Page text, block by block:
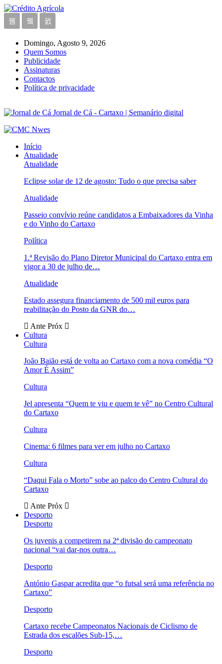
Domingo, Agosto 9, 2026
Quem Somos
Publicidade
Assinaturas
Contactos
Política de privacidade
Jornal de Cá - Cartaxo | Semanário digital
Início
Atualidade
Atualidade
Eclipse solar de 12 de agosto: Tudo o que precisa saber
Atualidade
Passeio convívio reúne candidatos a Embaixadores da Vinha
e do Vinho do Cartaxo
Política
1.ª Revisão do Plano Diretor Municipal do Cartaxo entra em
vigor a 30 de julho de…
Atualidade
Estado assegura financiamento de 500 mil euros para
reabilitação do Posto da GNR do…
Ante Próx
Cultura
Cultura
João Baião está de volta ao Cartaxo com a nova comédia “O
Amor É Assim”
Cultura
Jel apresenta “Quem te viu e quem te vê” no Centro Cultural
do Cartaxo
Cultura
Cinema: 6 filmes para ver em julho no Cartaxo
Cultura
“Daqui Fala o Morto” sobe ao palco do Centro Cultural do
Cartaxo
Ante Próx
Desporto
Desporto
Os juvenis a competirem na 2ª divisão do campeonato
nacional “vai dar-nos outra…
Desporto
António Gaspar acredita que “o futsal será uma referência no
Cartaxo”
Desporto
Cartaxo recebe Campeonatos Nacionais de Ciclismo de
Estrada dos escalões Sub-15,…
Desporto